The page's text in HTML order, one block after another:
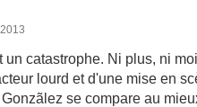
catastrophe. Ni plus, ni
lourd et d'une mise en
se compare au